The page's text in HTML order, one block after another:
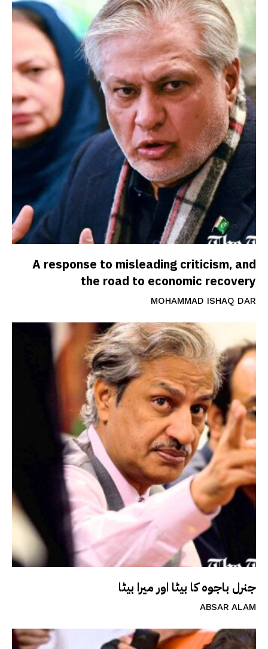
A response to misleading criticism, and
the road to economic recovery
MOHAMMAD ISHAQ DAR
جنرل باجوہ کا بیٹا اور میرا بیٹا
ABSAR ALAM